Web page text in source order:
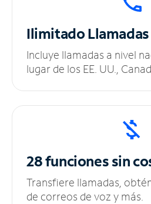
Ilimitado
Incluye llamadas a nivel
lugar de los EE. UU.,
28 funciones sin
Transfiere llamadas,
de correos de voz y más.